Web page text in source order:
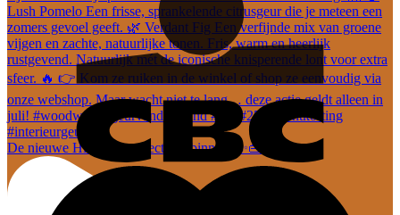
De nieuwe Hi-Di-Hi collectie is binnen! ✨👜 En dez